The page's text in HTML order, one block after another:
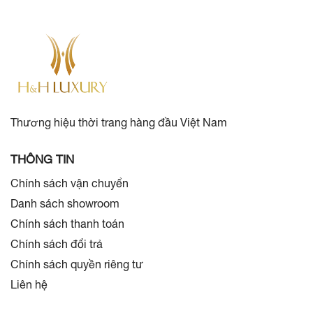
Thương hiệu thời trang hàng đầu Việt Nam
THÔNG TIN
Chính sách vận chuyển
Danh sách showroom
Chính sách thanh toán
Chính sách đổi trả
Chính sách quyền riêng tư
Liên hệ